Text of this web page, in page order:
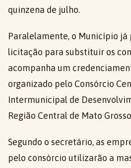
quinzena de julho.
Paralelamente, o Município já
licitação para substituir os
acompanha um
organizado pelo Consórcio
Intermunicipal de
Região Central de Mato
Segundo o secretário, as
pelo consórcio utilizarão a